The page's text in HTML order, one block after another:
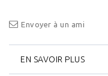
Envoyer à un ami
EN SAVOIR PLUS